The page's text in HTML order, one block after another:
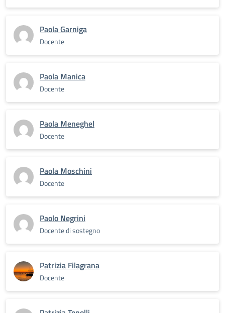
Paola Garniga
Docente
Paola Manica
Docente
Paola Meneghel
Docente
Paola Moschini
Docente
Paolo Negrini
Docente di sostegno
Patrizia Filagrana
Docente